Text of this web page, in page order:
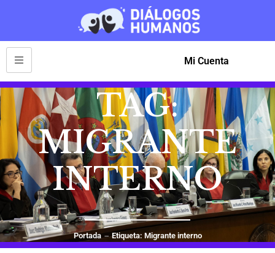
Mi Cuenta
TAG:
MIGRANTE
INTERNO
Portada Etiqueta: Migrante interno